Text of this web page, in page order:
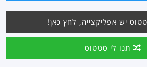
יש אפליקצייה, לחץ כאן!
תנו לי סטטוס